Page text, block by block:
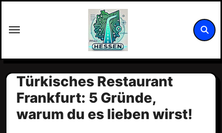
springen
Türkisches Restaurant
Frankfurt: 5 Gründe,
warum du es lieben wirst!